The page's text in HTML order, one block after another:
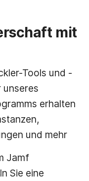
mit
Tools und -
unseres
erhalten
und mehr
Jamf
Sie eine